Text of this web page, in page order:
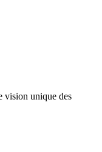
vision unique des